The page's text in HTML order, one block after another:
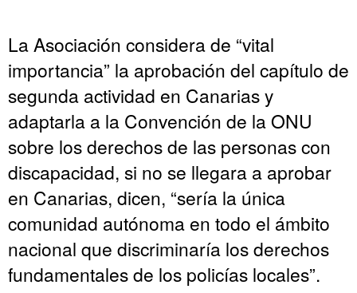
La Asociación considera de “vital
importancia” la aprobación del capítulo de
segunda actividad en Canarias y
adaptarla a la Convención de la ONU
sobre los derechos de las personas con
discapacidad, si no se llegara a aprobar
en Canarias, dicen, “sería la única
comunidad autónoma en todo el ámbito
nacional que discriminaría los derechos
fundamentales de los policías locales”.